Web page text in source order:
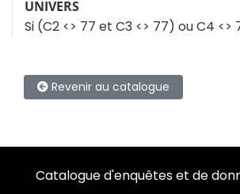
UNIVERS
Si (C2 <> 77 et C3 <> 77) ou C4 <>
Revenir au catalogue
Catalogue d'enquêtes et de